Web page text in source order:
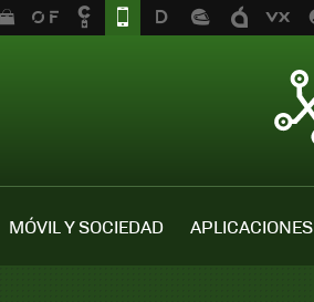
MÓVIL Y SOCIEDAD APLICACIONES